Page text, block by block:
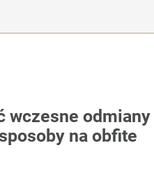
wczesne odmiany
na obfite